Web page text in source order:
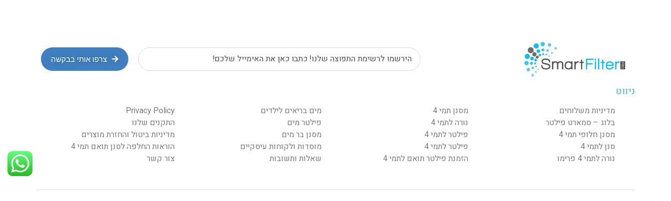
צרפו אותי בבקשה
ניווט
מדיניות משלוחים
בלוג – סמארט פילטר
מסנן חלופי תמי 4
סנן לתמי 4
נורה לתמי 4 פרימו
מסנן תמי 4
נורה לתמי 4
פילטר לתמי 4
פילטר לתמי 4
הזמנת פילטר תואם לתמי 4
מים בריאים לילדים
פילטר מים
מסנן בר מים
מוסדות ולקוחות עיסקיים
שאלות ותשובות
Privacy Policy
התקנים שלנו
מדיניות ביטול והחזרת מוצרים
הוראות החלפה לסנן תואם תמי 4
צור קשר